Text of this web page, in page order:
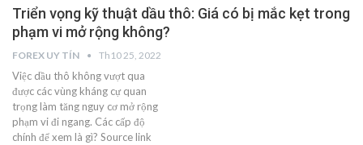
Triển vọng kỹ thuật dầu thô: Giá có bị mắc kẹt trong
phạm vi mở rộng không?
FOREX UY TÍN Th10 25, 2022
Việc dầu thô không vượt qua
được các vùng kháng cự quan
trọng làm tăng nguy cơ mở rộng
phạm vi đi ngang. Các cấp độ
chính để xem là gì? Source link